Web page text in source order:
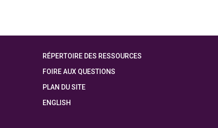
RÉPERTOIRE DES RESSOURCES
FOIRE AUX QUESTIONS
PLAN DU SITE
ENGLISH